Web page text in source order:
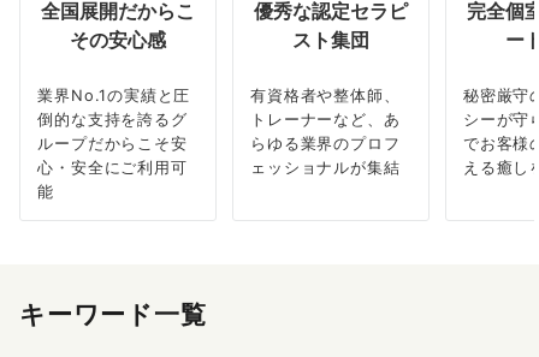
全国展開だからこ
その安心感
業界No.1の実績と圧
倒的な支持を誇るグ
ループだからこそ安
心・安全にご利用可
能
優秀な認定セラピ
スト集団
有資格者や整体師、
トレーナーなど、あ
らゆる業界のプロフ
ェッショナルが集結
完全個
ー
秘密厳守
シーが守
でお客様
える癒し
キーワード一覧